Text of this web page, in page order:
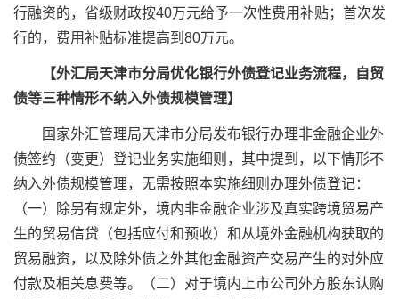
行融资的，省级财政按40万元给予一次性费用补贴；首次发
行的，费用补贴标准提高到80万元。
【外汇局天津市分局优化银行外债登记业务流程，自贸
债等三种情形不纳入外债规模管理】
国家外汇管理局天津市分局发布银行办理非金融企业外
债签约（变更）登记业务实施细则，其中提到，以下情形不
纳入外债规模管理，无需按照本实施细则办理外债登记：
（一）除另有规定外，境内非金融企业涉及真实跨境贸易产
生的贸易信贷（包括应付和预收）和从境外金融机构获取的
贸易融资，以及除外债之外其他金融资产交易产生的对外应
付款及相关息费等。（二）对于境内上市公司外方股东认购